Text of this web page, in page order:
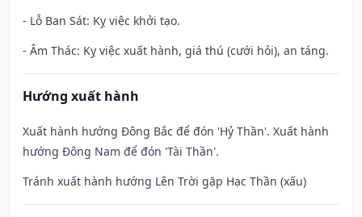
- Lỗ Ban Sát: Kỵ việc khởi tạo.
- Âm Thác: Kỵ việc xuất hành, giá thú (cưới hỏi), an táng.
Hướng xuất hành
Xuất hành hướng Đông Bắc để đón 'Hỷ Thần'. Xuất hành
hướng Đông Nam để đón 'Tài Thần'.
Tránh xuất hành hướng Lên Trời gặp Hạc Thần (xấu)